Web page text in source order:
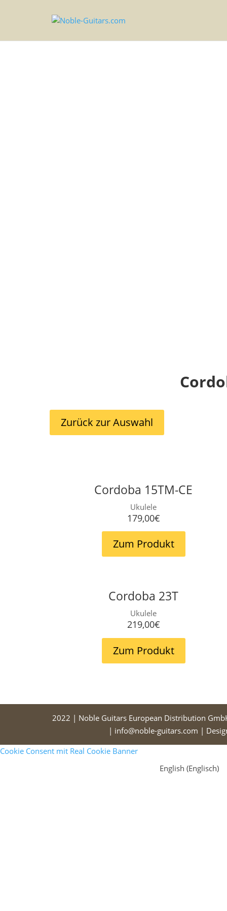
Zurück zur Auswahl
Cordoba 15TM-CE
Ukulele
179,00€
Zum Produkt
Cordoba 23T
Ukulele
219,00€
Zum Produkt
2022 | Noble Guitars European Distribution
| info@noble-guitars.com |
Cookie Consent mit Real Cookie Banner
English (Englisch)